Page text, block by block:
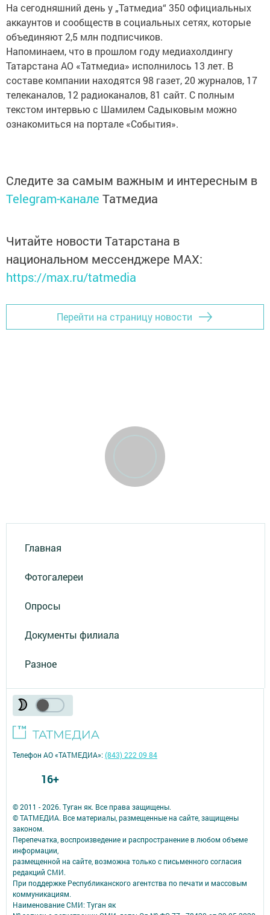
На сегодняшний день у „Татмедиа“ 350 официальных
аккаунтов и сообществ в социальных сетях, которые
объединяют 2,5 млн подписчиков.
Напоминаем, что в прошлом году медиахолдингу
Татарстана АО «Татмедиа» исполнилось 13 лет. В
составе компании находятся 98 газет, 20 журналов, 17
телеканалов, 12 радиоканалов, 81 сайт. С полным
текстом интервью с Шамилем Садыковым можно
ознакомиться на портале «События».​
Следите за самым важным и интересным в
Telegram-канале Татмедиа
Читайте новости Татарстана в
национальном мессенджере MАХ:
https://max.ru/tatmedia
Перейти на страницу новости
Главная
Фотогалереи
Опросы
Документы филиала
Разное
© 2011 - 2026. Туган як. Все права защищены.
© ТАТМЕДИА. Все материалы, размещенные на сайте, защищены
законом.
Перепечатка, воспроизведение и распространение в любом объеме
информации,
размещенной на сайте, возможна только с письменного согласия
редакций СМИ.
При поддержке Республиканского агентства по печати и массовым
коммуникациям.
Наименование СМИ: Туган як
Телефон АО «ТАТМЕДИА»:(843) 222 09 84
16+